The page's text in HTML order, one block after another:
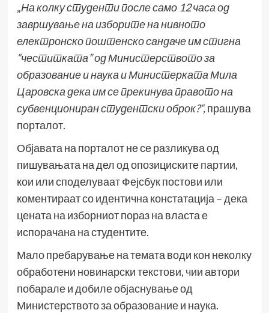
„На колку студенти после само 12 часа од
завршување на изборите на нивното
електронско поштенско сандаче им стигна
“честитката” од Министерството за
образование и наука и Министерката Мила
Царовска дека им се прекинува правото на
субвенциониран студентски оброк?“,прашува
порталот.
Објавата на порталот не се разликува од
пишувањата на дел од опозициските партии,
кои или споделуваат Фејсбук постови или
коментираат со идентична констатација – дека
цената на изборниот пораз на власта е
испорачана на студентите.
Мало пребарување на темата води кон неколку
обработени новинарски текстови, чии автори
побарале и добиле објаснување од
Министерството за образование и наука.